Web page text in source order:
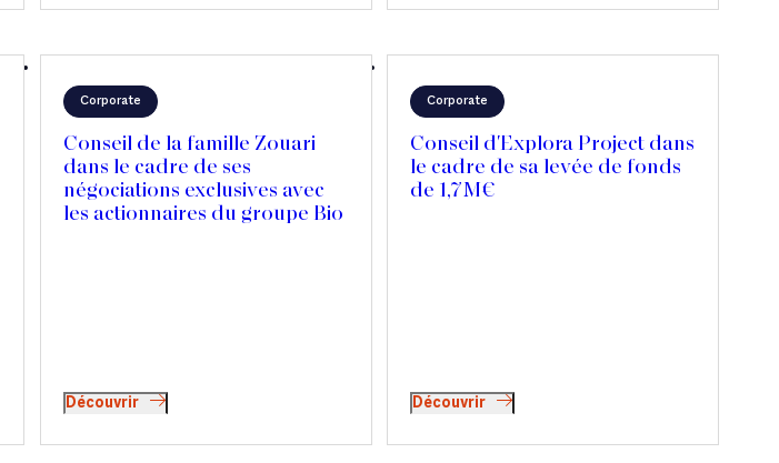
Corporate
Conseil de la famille Zouari
dans le cadre de ses
négociations exclusives avec
les actionnaires du groupe Bio
Découvrir
Corporate
Conseil d'Explora Project dans
le cadre de sa levée de fonds
de 1,7M€
Découvrir